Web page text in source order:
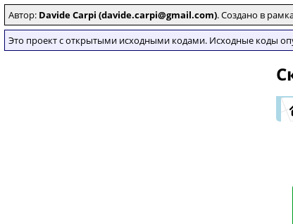
Автор: Davide Carpi (davide.carpi@gmail.com). Создано в
Это проект с открытыми исходными кодами. Исходные коды